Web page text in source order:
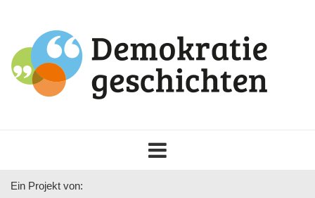
navigation
Ein Projekt von: